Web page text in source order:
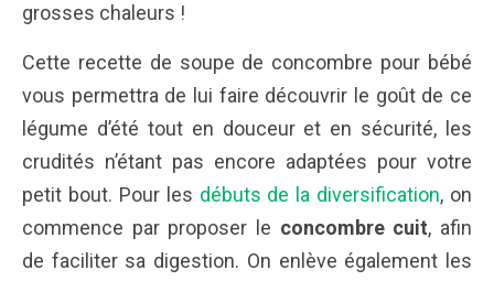
grosses chaleurs !
Cette recette de soupe de concombre pour bébé
vous permettra de lui faire découvrir le goût de ce
légume d’été tout en douceur et en sécurité, les
crudités n’étant pas encore adaptées pour votre
petit bout. Pour les débuts de la diversification, on
commence par proposer le concombre cuit, afin
de faciliter sa digestion. On enlève également les